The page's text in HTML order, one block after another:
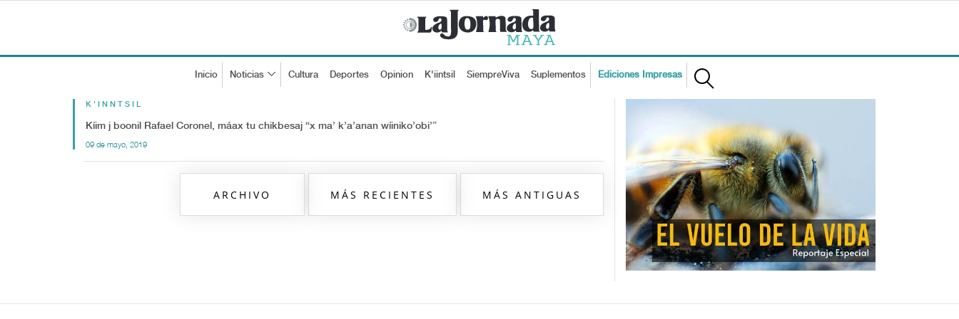
Inicio Noticias Cultura Deportes Opinion K'iintsil SiempreViva Suplementos Ediciones Impresas
K'INNTSIL
Kíim j boonil Rafael Coronel, máax tu chikbesaj “x ma’ k’a’anan wíiniko’obi’”
09 de mayo, 2019
MÁS ANTIGUAS
MÁS RECIENTES
ARCHIVO